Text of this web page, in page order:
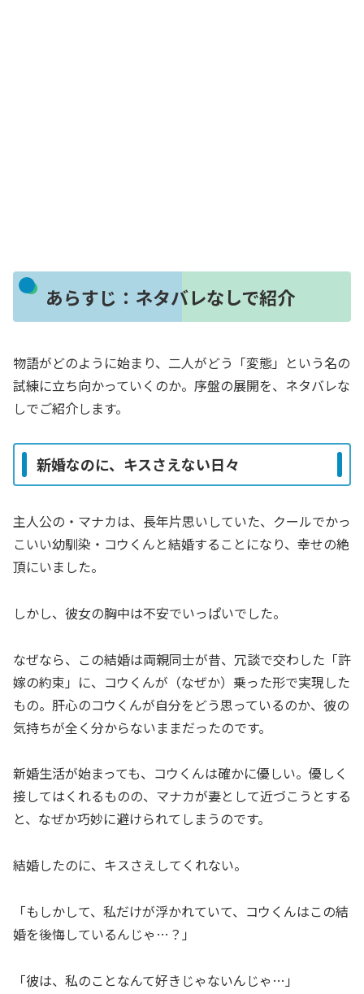
あらすじ：ネタバレなしで紹介
物語がどのように始まり、二人がどう「変態」という名の
試練に立ち向かっていくのか。序盤の展開を、ネタバレな
しでご紹介します。
新婚なのに、キスさえない日々
主人公の・マナカは、長年片思いしていた、クールでかっ
こいい幼馴染・コウくんと結婚することになり、幸せの絶
頂にいました。
しかし、彼女の胸中は不安でいっぱいでした。
なぜなら、この結婚は両親同士が昔、冗談で交わした「許
嫁の約束」に、コウくんが（なぜか）乗った形で実現した
もの。肝心のコウくんが自分をどう思っているのか、彼の
気持ちが全く分からないままだったのです。
新婚生活が始まっても、コウくんは確かに優しい。優しく
接してはくれるものの、マナカが妻として近づこうとする
と、なぜか巧妙に避けられてしまうのです。
結婚したのに、キスさえしてくれない。
「もしかして、私だけが浮かれていて、コウくんはこの結
婚を後悔しているんじゃ…？」
「彼は、私のことなんて好きじゃないんじゃ…」